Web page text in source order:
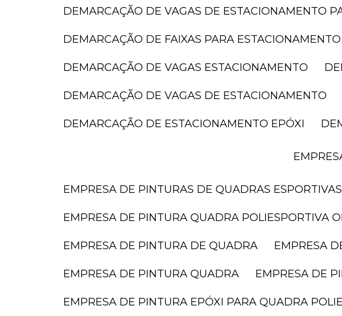
DEMARCAÇÃO DE VAGAS DE ESTACIONAMENTO
DEMARCAÇÃO DE FAIXAS PARA ESTACIONAMENTO
DEMARCAÇÃO DE VAGAS ESTACIONAMENTO
DEMARCAÇÃO DE VAGAS DE ESTACIONAMENTO
DEMARCAÇÃO DE ESTACIONAMENTO EPÓXI
EMPRESA DE PINTURAS DE QUADRAS ESPORTIVAS
EMPRESA DE PINTURA QUADRA POLIESPORTIVA
EMPRESA DE PINTURA DE QUADRA EMPRESA
EMPRESA DE PINTURA QUADRA EMPRESA DE
EMPRESA DE PINTURA EPÓXI PARA QUADRA